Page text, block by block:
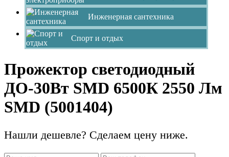
Инженерная сантехника
Спорт и отдых
Прожектор светодиодный
ДО-30Вт SMD 6500К 2550 Лм
SMD (5001404)
Нашли дешевле? Сделаем цену ниже.